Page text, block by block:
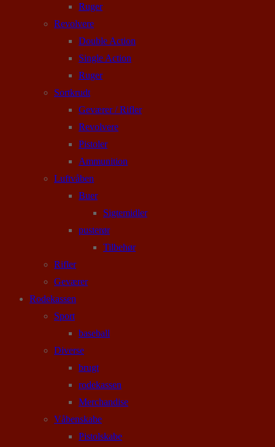
Ruger
Revolvere
Double Action
Single Action
Ruger
Sortkrudt
Geværer / Rifler
Revolvere
Pistoler
Ammunition
Luftvåben
Buer
Sigtemidler
pusterør
Tilbehør
Rifler
Geværer
Rodekassen
Sport
baseball
Diverse
brugt
rodekassen
Merchandise
Våbenskabe
Pistolskabe